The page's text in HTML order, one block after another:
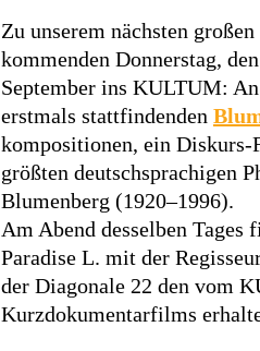
Zu unserem nächsten
kommenden Donnerstag,
September ins KULTUM:
erstmals stattfindenden
kompositionen, ein Diskurs-
größten deutschsprachigen
Blumenberg (1920–1996).
Am Abend desselben
Paradise L. mit der
der Diagonale 22 den vom
Kurzdokumentarfilms